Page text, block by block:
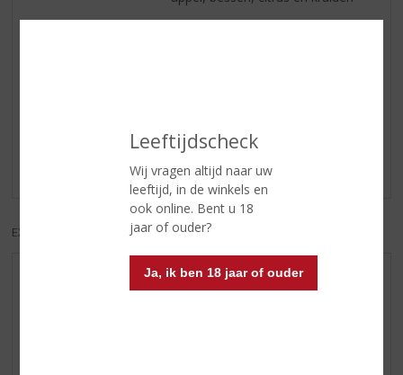
Leeftijdscheck
Wij vragen altijd naar uw
leeftijd, in de winkels en
ook online. Bent u 18
jaar of ouder?
Ja, ik ben 18 jaar of ouder
Schrijf een review
Er zijn nog geen reviews geplaatst voor dit product
EXCL. BTW INCL. BTW